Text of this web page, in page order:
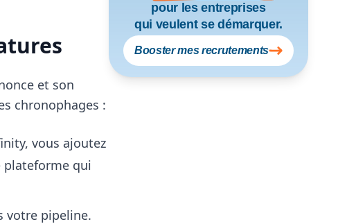
et son
chronophages :
vous ajoutez
plateforme qui
votre pipeline.
pour les entreprises
qui veulent se démarquer.
Booster mes recrutements